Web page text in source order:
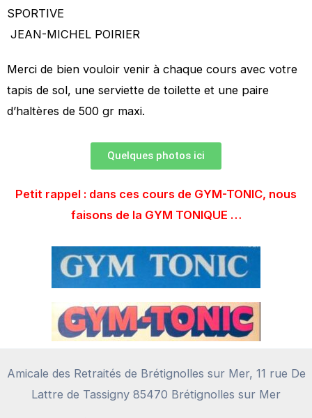
SPORTIVE
JEAN-MICHEL POIRIER
Merci de bien vouloir venir à chaque cours avec votre
tapis de sol, une serviette de toilette et une paire
d’haltères de 500 gr maxi.
Quelques photos ici
Petit rappel : dans ces cours de GYM-TONIC, nous
faisons de la GYM TONIQUE …
Amicale des Retraités de Brétignolles sur Mer, 11 rue De
Lattre de Tassigny 85470 Brétignolles sur Mer